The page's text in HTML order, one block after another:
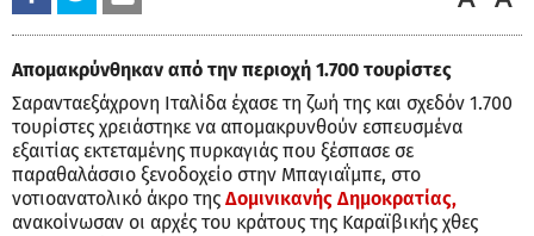
Απομακρύνθηκαν από την περιοχή 1.700 τουρίστες
Σαρανταεξάχρονη Ιταλίδα έχασε τη ζωή της και σχεδόν 1.700
τουρίστες χρειάστηκε να απομακρυνθούν εσπευσμένα
εξαιτίας εκτεταμένης πυρκαγιάς που ξέσπασε σε
παραθαλάσσιο ξενοδοχείο στην Μπαγιαΐμπε, στο
νοτιοανατολικό άκρο της Δομινικανής Δημοκρατίας,
ανακοίνωσαν οι αρχές του κράτους της Καραϊβικής χθες